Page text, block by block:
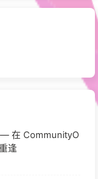
在 CommunityO
逢